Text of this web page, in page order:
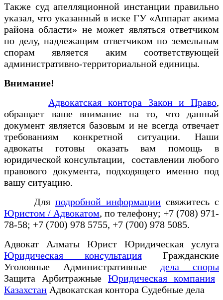
Также суд апелляционной инстанции правильно
указал, что указанный в иске ГУ «Аппарат акима
района области» не может являться ответчиком
по делу, надлежащим ответчиком по земельным
спорам является аким соответствующей
административно-территориальной единицы.
Внимание!
Адвокатская контора Закон и Право,
обращает ваше внимание на то, что данный
документ является базовым и не всегда отвечает
требованиям конкретной ситуации. Наши
адвокаты готовы оказать вам помощь в
юридической консультации, составлении любого
правового документа, подходящего именно под
вашу ситуацию.
Для подробной информации свяжитесь с
Юристом / Адвокатом, по телефону; +7 (708) 971-
78-58; +7 (700) 978 5755, +7 (700) 978 5085.
Адвокат Алматы Юрист Юридическая услуга
Юридическая консультацияГражданские
Уголовные Административные дела споры
Защита Арбитражные Юридическая компания
Казахстан Адвокатская контора Судебные дела